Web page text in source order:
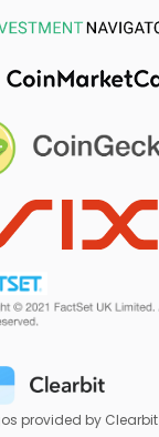
provided by Clearbit